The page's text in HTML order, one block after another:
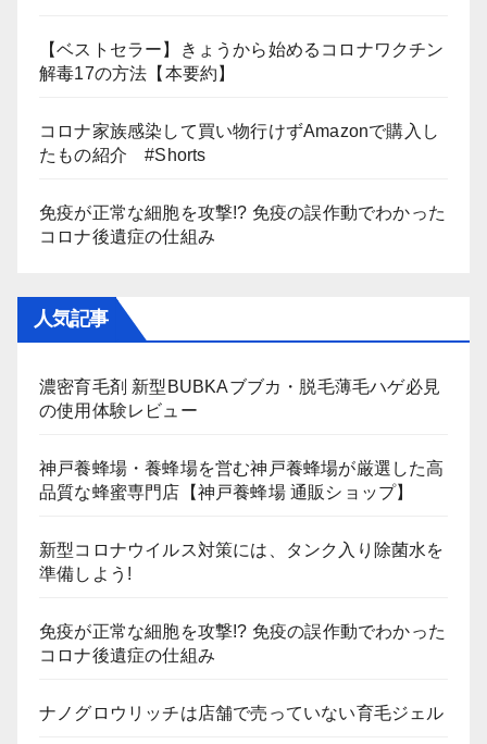
【ベストセラー】きょうから始めるコロナワクチン
解毒17の方法【本要約】
コロナ家族感染して買い物行けずAmazonで購入し
たもの紹介 #Shorts
免疫が正常な細胞を攻撃!? 免疫の誤作動でわかった
コロナ後遺症の仕組み
人気記事
濃密育毛剤 新型BUBKAブブカ・脱毛薄毛ハゲ必見
の使用体験レビュー
神戸養蜂場・養蜂場を営む神戸養蜂場が厳選した高
品質な蜂蜜専門店【神戸養蜂場 通販ショップ】
新型コロナウイルス対策には、タンク入り除菌水を
準備しよう!
免疫が正常な細胞を攻撃!? 免疫の誤作動でわかった
コロナ後遺症の仕組み
ナノグロウリッチは店舗で売っていない育毛ジェル